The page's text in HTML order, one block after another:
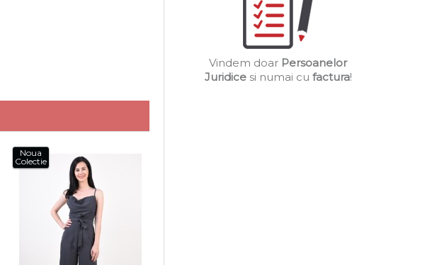
Noua
Colectie
Vindem doar Persoanelor
Juridicesi numai cu factura!